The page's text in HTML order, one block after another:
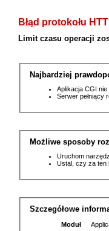
Błąd protokołu
Limit czasu operacji
Najbardziej
Aplikacja CGI nie
Serwer pełniący
Możliwe sposoby
Uruchom
Ustal, czy za ten
Szczegółowe
Moduł